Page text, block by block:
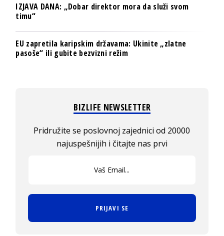
IZJAVA DANA: „Dobar direktor mora da služi svom
timu“
EU zapretila karipskim državama: Ukinite „zlatne
pasoše“ ili gubite bezvizni režim
BIZLIFE NEWSLETTER
Pridružite se poslovnoj zajednici od 20000
najuspešnijih i čitajte nas prvi
PRIJAVI SE